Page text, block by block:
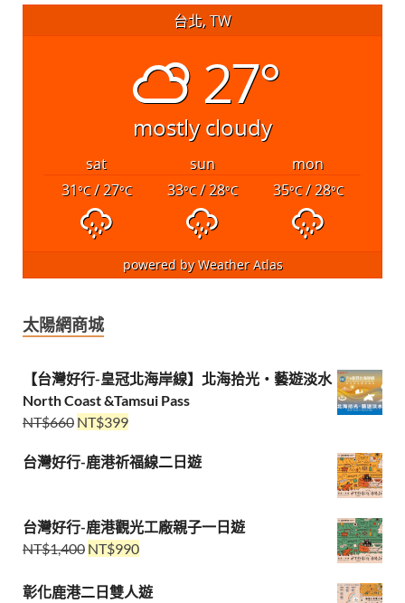
台北, TW
27°
mostly cloudy
sat sun
mon
31°C/ 27°C 33°C/ 28°C 35°C/ 28°C
powered byWeather Atlas
太陽網商城
【台灣好行-皇冠北海岸線】北海拾光・藝遊淡水
North Coast &Tamsui Pass
NT$660 NT$399
台灣好行-鹿港祈福線二日遊
台灣好行-鹿港觀光工廠親子一日遊
NT$1,400 NT$990
彰化鹿港二日雙人遊